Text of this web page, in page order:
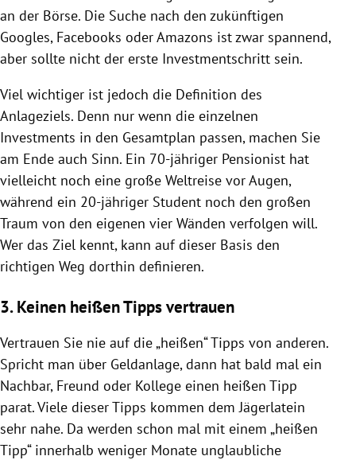
an der Börse. Die Suche nach den zukünftigen
Googles, Facebooks oderAmazons ist zwar spannend,
aber sollte nicht der erste Investmentschritt sein.
Viel wichtiger ist jedoch die Definition des
Anlageziels. Denn nur wenn die einzelnen
Investments in den Gesamtplan passen, machen Sie
am Ende auch Sinn. Ein 70-jähriger Pensionist hat
vielleicht noch eine große Weltreise vor Augen,
während ein 20-jähriger Student noch den großen
Traum von den eigenen vier Wänden verfolgen will.
Wer das Ziel kennt, kann auf dieser Basis den
richtigen Weg dorthin definieren.
3. Keinen heißen Tipps vertrauen
Vertrauen Sie nie auf die „heißen“ Tipps von anderen.
Spricht man über Geldanlage, dann hat bald mal ein
Nachbar, Freund oder Kollege einen heißen Tipp
parat. Viele dieser Tipps kommen dem Jägerlatein
sehr nahe. Da werden schon mal mit einem „heißen
Tipp“ innerhalb weniger Monate unglaubliche